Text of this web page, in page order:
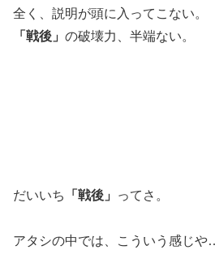
全く、説明が頭に入ってこない。
「戦後」 の破壊力、半端ない。
だいいち 「戦後」 ってさ。
アタシの中では、こういう感じ